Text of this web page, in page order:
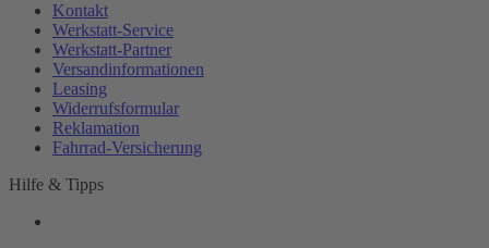
Kontakt
Werkstatt-Service
Werkstatt-Partner
Versandinformationen
Leasing
Widerrufsformular
Reklamation
Fahrrad-Versicherung
Hilfe & Tipps